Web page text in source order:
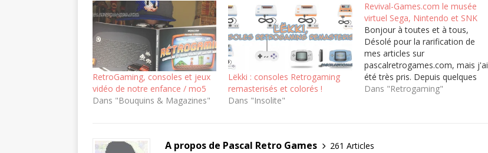
RetroGaming, consoles et jeux
vidéo de notre enfance / mo5
Dans "Bouquins & Magazines"
Lëkki : consoles Retrogaming
remasterisés et colorés !
Dans "Insolite"
Revival-Games.com le musée
virtuel Sega, Nintendo et SNK
Bonjour à toutes et à tous,
Désolé pour la rarification de
mes articles sur
pascalretrogames.com, mais j'ai
été très pris. Depuis quelques
temps je souhaitais vous
Dans "Retrogaming"
A propos de Pascal Retro Games
261 Articles